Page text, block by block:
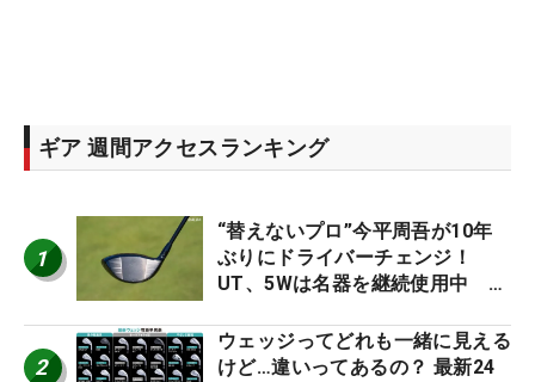
ギア 週間アクセスランキング
1
“替えないプロ”今平周吾が10年
ぶりにドライバーチェンジ！
UT、5Wは名器を継続使用中 #
2
ウェッジってどれも一緒に見える
けど…違いってあるの？ 最新24